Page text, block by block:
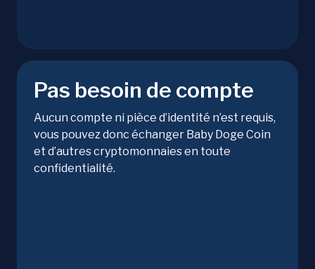
Pas besoin de compte
Aucun compte ni pièce d’identité n’est requis,
vous pouvez donc échanger Baby Doge Coin
et d’autres cryptomonnaies en toute
confidentialité.